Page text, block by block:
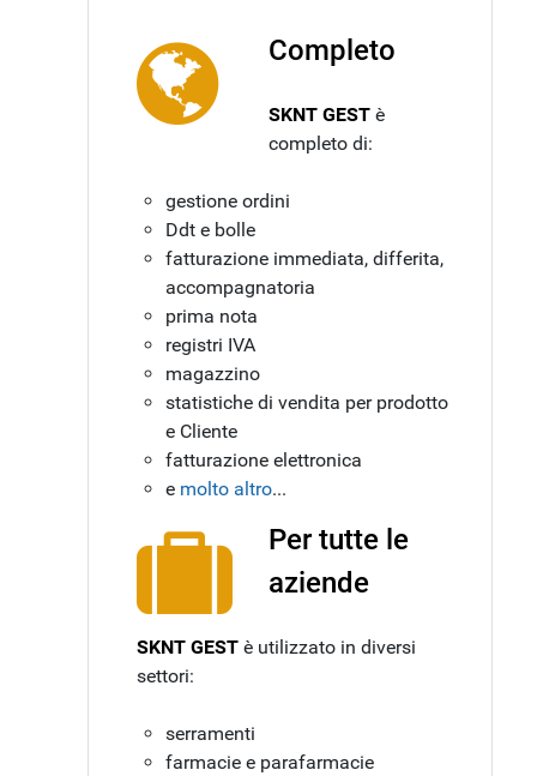
Completo
SKNT GEST è
completo di:
gestione ordini
Ddt e bolle
fatturazione immediata, differita,
accompagnatoria
prima nota
registri IVA
magazzino
statistiche di vendita per prodotto
e Cliente
fatturazione elettronica
e molto altro...
Per tutte le
aziende
SKNT GEST è utilizzato in diversi
settori:
serramenti
farmacie e parafarmacie